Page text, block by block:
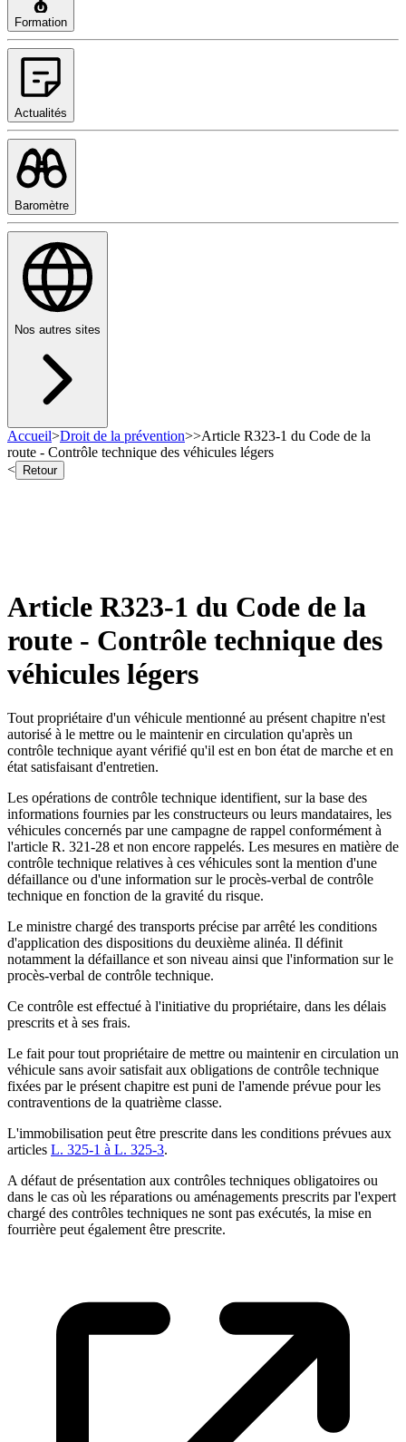
Formation
Actualités
Baromètre
Nos autres sites
Accueil>Droit de la prévention>>Article R323-1 du Code de la
route - Contrôle technique des véhicules légers
<
Retour
Article R323-1 du Code de la
route - Contrôle technique des
véhicules légers
Tout propriétaire d'un véhicule mentionné au présent chapitre n'est
autorisé à le mettre ou le maintenir en circulation qu'après un
contrôle technique ayant vérifié qu'il est en bon état de marche et en
état satisfaisant d'entretien.
Les opérations de contrôle technique identifient, sur la base des
informations fournies par les constructeurs ou leurs mandataires, les
véhicules concernés par une campagne de rappel conformément à
l'article R. 321-28 et non encore rappelés. Les mesures en matière de
contrôle technique relatives à ces véhicules sont la mention d'une
défaillance ou d'une information sur le procès-verbal de contrôle
technique en fonction de la gravité du risque.
Le ministre chargé des transports précise par arrêté les conditions
d'application des dispositions du deuxième alinéa. Il définit
notamment la défaillance et son niveau ainsi que l'information sur le
procès-verbal de contrôle technique.
Ce contrôle est effectué à l'initiative du propriétaire, dans les délais
prescrits et à ses frais.
Le fait pour tout propriétaire de mettre ou maintenir en circulation un
véhicule sans avoir satisfait aux obligations de contrôle technique
fixées par le présent chapitre est puni de l'amende prévue pour les
contraventions de la quatrième classe.
L'immobilisation peut être prescrite dans les conditions prévues aux
articles L. 325-1 à L. 325-3.
A défaut de présentation aux contrôles techniques obligatoires ou
dans le cas où les réparations ou aménagements prescrits par l'expert
chargé des contrôles techniques ne sont pas exécutés, la mise en
fourrière peut également être prescrite.